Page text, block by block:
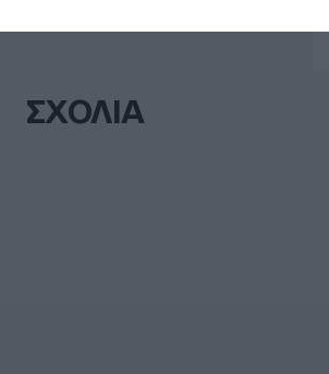
ΣΧΟΛΙΑ